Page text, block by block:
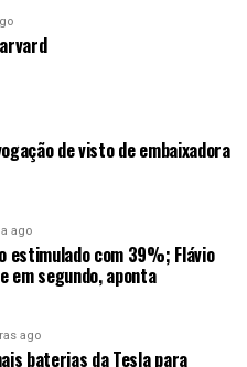
de visto de embaixadora
ago
estimulado com 39%; Flávio
em segundo, aponta
ago
baterias da Tesla para